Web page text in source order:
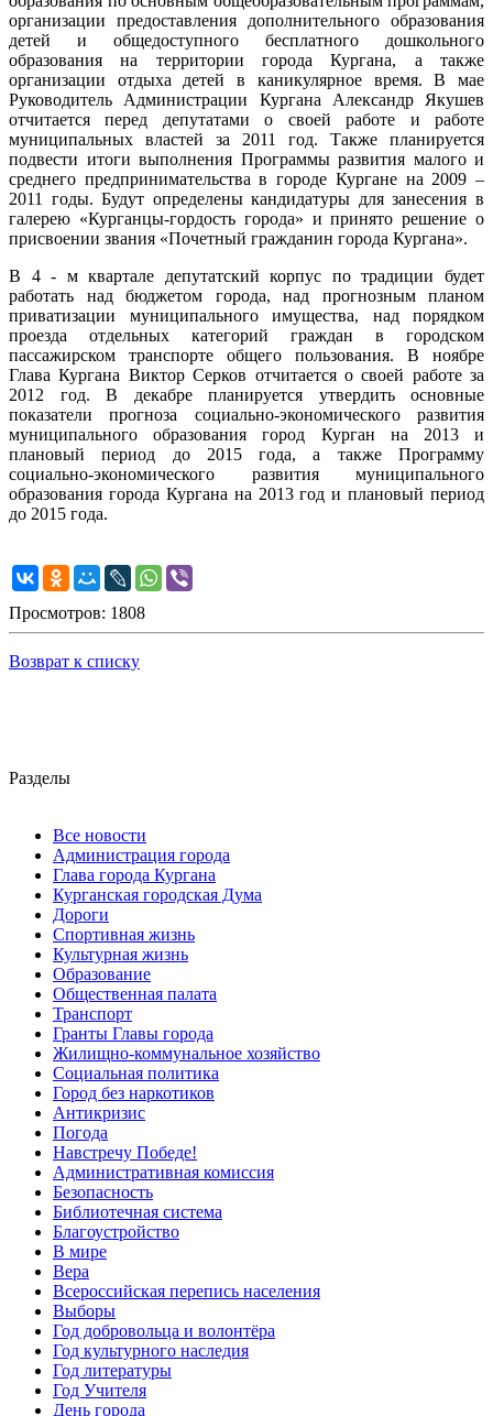
организации предоставления дополнительного образования
детей и общедоступного бесплатного дошкольного
образования на территории города Кургана, а также
организации отдыха детей в каникулярное время. В мае
Руководитель Администрации Кургана Александр Якушев
отчитается перед депутатами о своей работе и работе
муниципальных властей за 2011 год. Также планируется
подвести итоги выполнения Программы развития малого и
среднего предпринимательства в городе Кургане на 2009 –
2011 годы. Будут определены кандидатуры для занесения в
галерею «Курганцы-гордость города» и принято решение о
присвоении звания «Почетный гражданин города Кургана».
В 4 - м квартале депутатский корпус по традиции будет
работать над бюджетом города, над прогнозным планом
приватизации муниципального имущества, над порядком
проезда отдельных категорий граждан в городском
пассажирском транспорте общего пользования. В ноябре
Глава Кургана Виктор Серков отчитается о своей работе за
2012 год. В декабре планируется утвердить основные
показатели прогноза социально-экономического развития
муниципального образования город Курган на 2013 и
плановый период до 2015 года, а также Программу
социально-экономического развития муниципального
образования города Кургана на 2013 год и плановый период
до 2015 года.
Просмотров: 1808
Возврат к списку
Разделы
Все новости
Администрация города
Глава города Кургана
Курганская городская Дума
Дороги
Спортивная жизнь
Культурная жизнь
Образование
Общественная палата
Транспорт
Гранты Главы города
Жилищно-коммунальное хозяйство
Социальная политика
Город без наркотиков
Антикризис
Погода
Навстречу Победе!
Административная комиссия
Безопасность
Библиотечная система
Благоустройство
В мире
Вера
Всероссийская перепись населения
Выборы
Год добровольца и волонтёра
Год культурного наследия
Год литературы
Год Учителя
День города